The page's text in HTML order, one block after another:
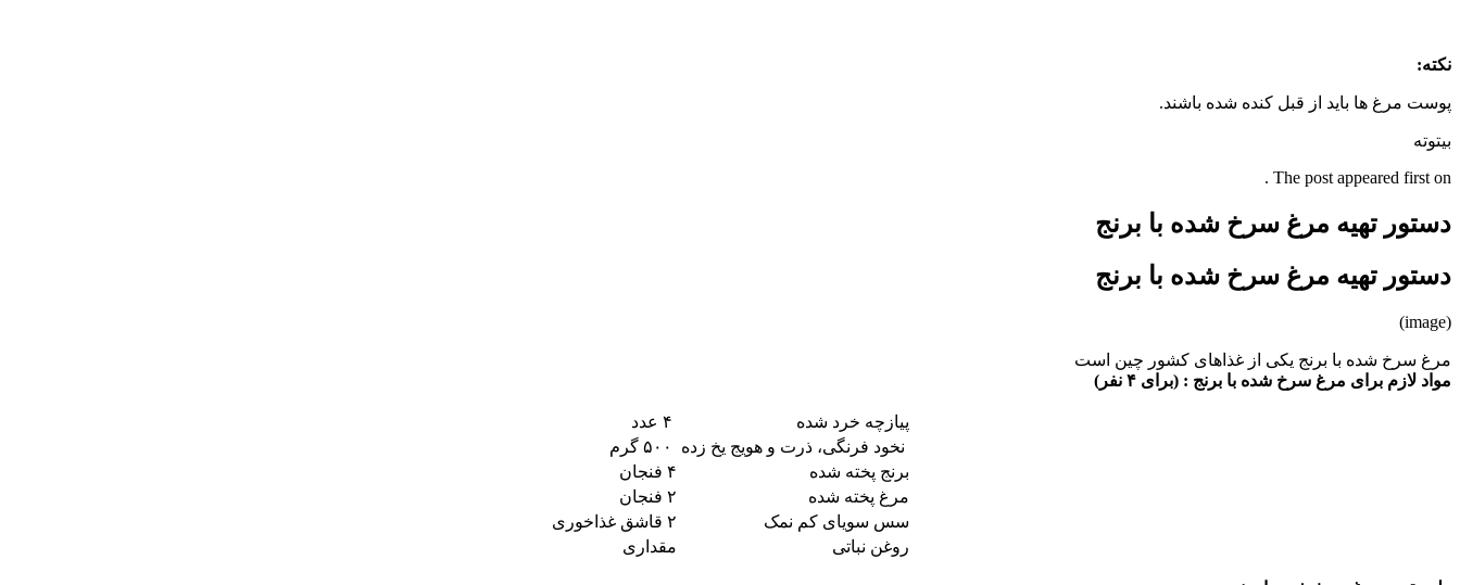
نکته:
پوست مرغ ها باید از قبل کنده شده باشند.
بیتوته
The post appeared first on .
دستور تهیه مرغ سرخ شده با برنج
دستور تهیه مرغ سرخ شده با برنج
(image)
مرغ سرخ شده با برنج یکی از غذاهای کشور چین است
مواد لازم برای مرغ سرخ شده با برنج : (برای ۴ نفر)
پیازچه خرد شده
نخود فرنگی، ذرت و هویج یخ زده
برنج پخته شده
۴ فنجان
مرغ پخته شده
۲ فنجان
سس سویای کم نمک
۲ قاشق غذاخوری
روغن نباتی
مقداری